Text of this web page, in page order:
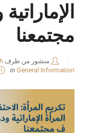
مجتمعنا
منشور من طرف
in General Information